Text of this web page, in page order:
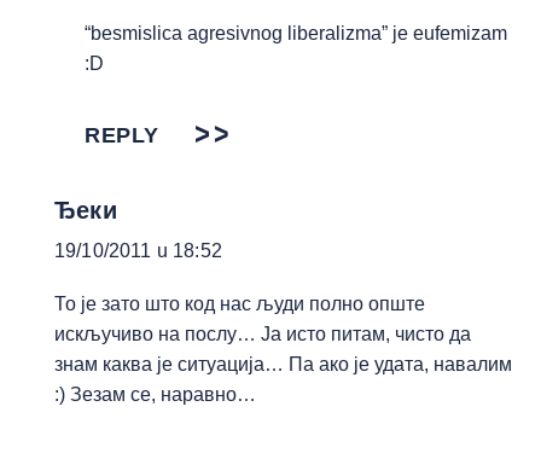
“besmislica agresivnog liberalizma” je eufemizam
:D
REPLY
Ђеки
19/10/2011 u 18:52
То је зато што код нас људи полно опште
искључиво на послу… Ја исто питам, чисто да
знам каква је ситуација… Па ако је удата, навалим
:) Зезам се, наравно…